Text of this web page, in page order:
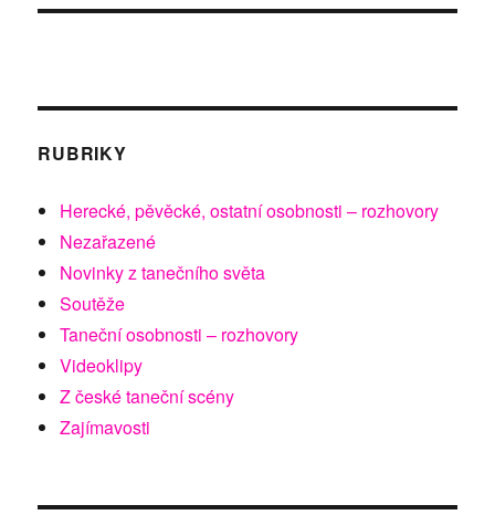
RUBRIKY
Herecké, pěvěcké, ostatní osobnosti – rozhovory
Nezařazené
Novinky z tanečního světa
Soutěže
Taneční osobnosti – rozhovory
Videoklipy
Z české taneční scény
Zajímavosti